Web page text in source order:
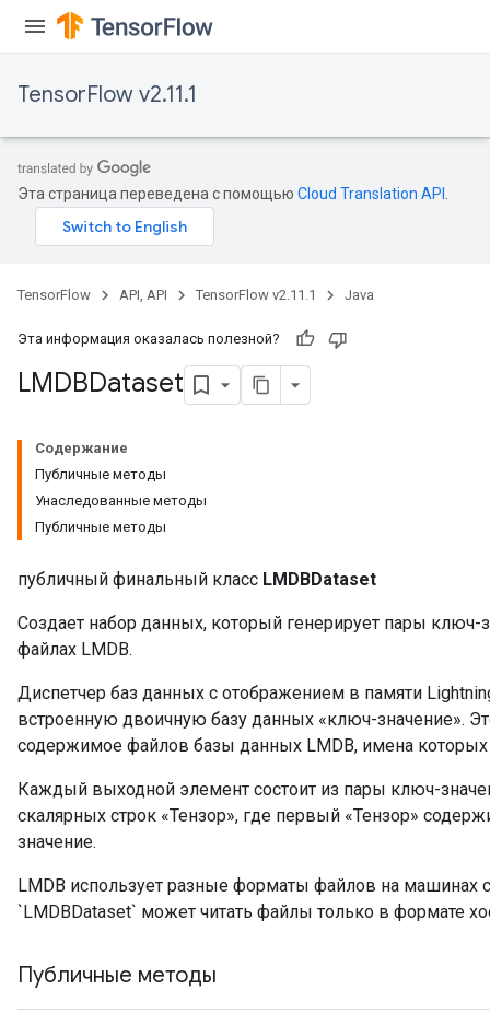
TensorFlow v2.11.1
Эта страница переведена с помощью Cloud Translation API
TensorFlow API, API TensorFlow v2.11.1 Java
Эта информация оказалась полезной?
LMDBDataset
Содержание
Публичные методы
Унаследованные методы
Публичные методы
публичный финальный класс LMDBDataset
Создает набор данных, который генерирует пары ключ-
файлах LMDB.
Диспетчер баз данных с отображением в памяти
встроенную двоичную базу данных «ключ-значение».
содержимое файлов базы данных LMDB, имена
Каждый выходной элемент состоит из пары ключ-
скалярных строк «Тензор», где первый «Тензор»
значение.
LMDB использует разные форматы файлов на
`LMDBDataset` может читать файлы только в формате
Публичные методы